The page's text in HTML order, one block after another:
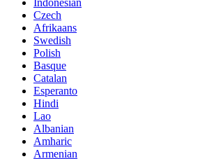
Indonesian
Czech
Afrikaans
Swedish
Polish
Basque
Catalan
Esperanto
Hindi
Lao
Albanian
Amharic
Armenian